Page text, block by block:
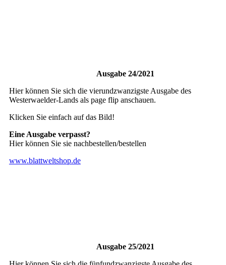
Ausgabe 24/2021
Hier können Sie sich die vierundzwanzigste Ausgabe des
Westerwaelder-Lands als page flip anschauen.
Klicken Sie einfach auf das Bild!
Eine Ausgabe verpasst?
Hier können Sie sie nachbestellen/bestellen
www.blattweltshop.de
Ausgabe 25/2021